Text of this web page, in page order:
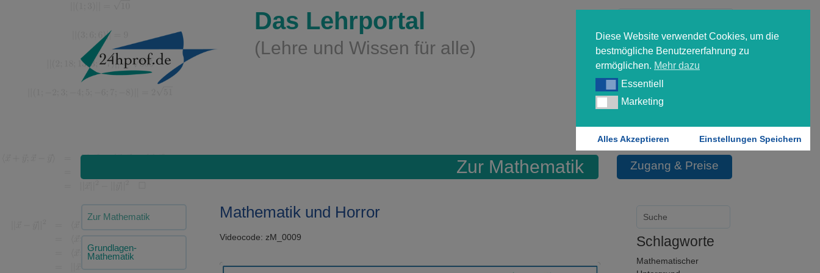
Diese Website verwendet Cookies, um die
bestmögliche Benutzererfahrung zu
ermöglichen. Mehr dazu
EssentiellEssentiell
MarketingMarketing
Alles Akzeptieren Einstellungen Speichern
Das Lehrportal
(Lehre und Wissen für alle)
Forgot your password?
Zur Mathematik Zugang & Preise
Zur Mathematik
Grundlagen-
Mathematik
Mathematik und Horror
Videocode: zM_0009
Video-
Schlagworte
Mathematischer